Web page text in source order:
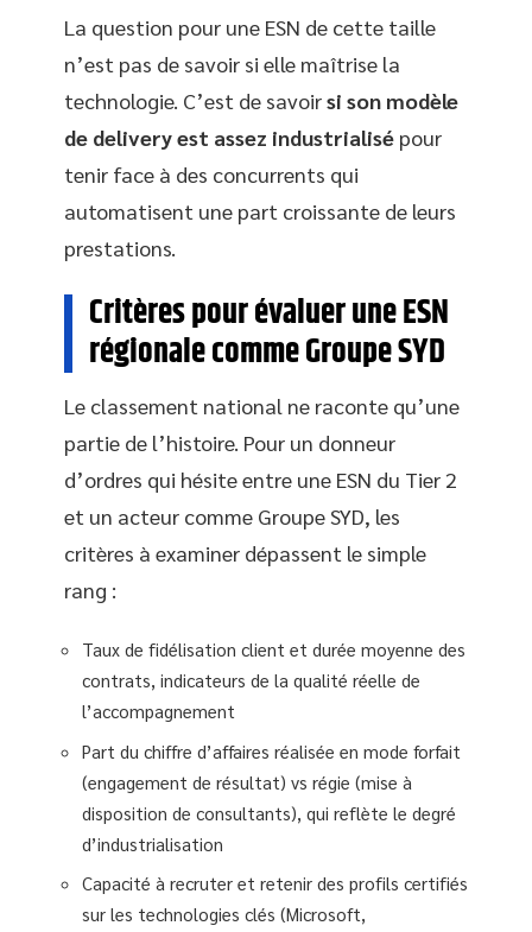
La question pour une ESN de cette taille
n’est pas de savoir si elle maîtrise la
technologie. C’est de savoirsi son modèle
de delivery est assez industrialisé pour
tenir face à des concurrents qui
automatisent une part croissante de leurs
prestations.
Critères pour évaluer une ESN
régionale comme Groupe SYD
Le classement national ne raconte qu’une
partie de l’histoire. Pour un donneur
d’ordres qui hésite entre une ESN du Tier 2
et un acteur comme Groupe SYD, les
critères à examiner dépassent le simple
rang :
Taux de fidélisation client et durée moyenne des
contrats, indicateurs de la qualité réelle de
l’accompagnement
Part du chiffre d’affaires réalisée en mode forfait
(engagement de résultat) vs régie (mise à
disposition de consultants), qui reflète le degré
d’industrialisation
Capacité à recruter et retenir des profils certifiés
sur les technologies clés (Microsoft,